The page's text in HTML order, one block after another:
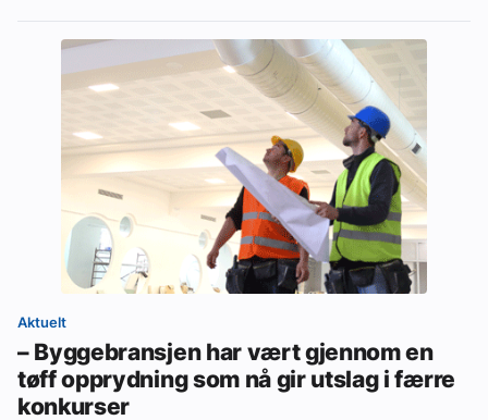
Aktuelt
– Byggebransjen har vært gjennom en
tøff opprydning som nå gir utslag i færre
konkurser